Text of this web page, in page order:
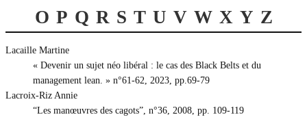
O P Q R S T U V W X Y Z
Lacaille Martine
« Devenir un sujet néo libéral : le cas des Black Belts et du
management lean. » n°61-62, 2023, pp.69-79
Lacroix-Riz Annie
“Les manœuvres des cagots”, n°36, 2008, pp. 109-119